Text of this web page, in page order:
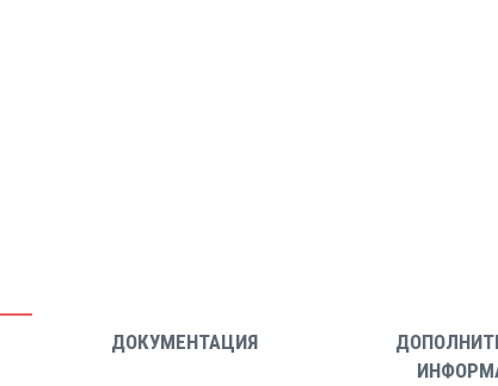
ДОКУМЕНТАЦИЯ